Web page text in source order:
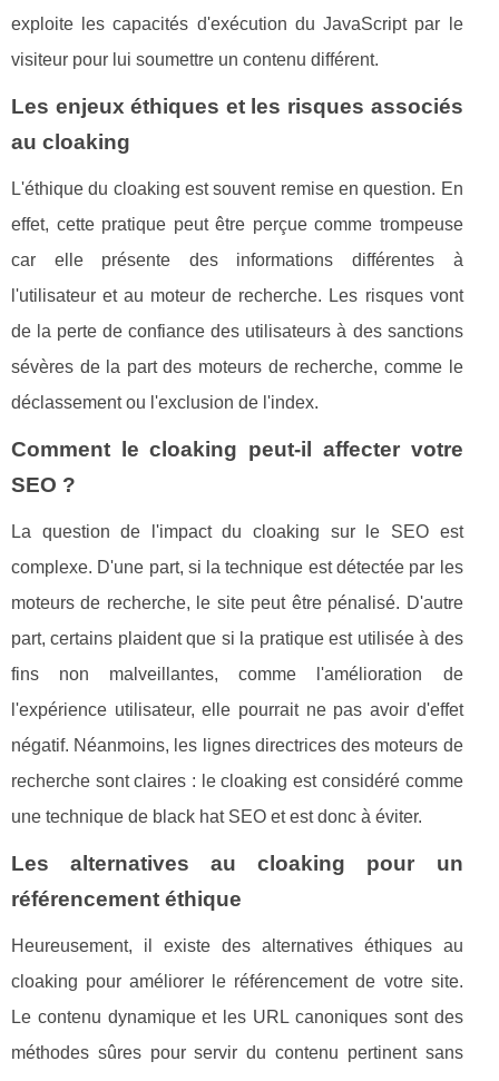
exploite les capacités d'exécution du JavaScript par le
visiteur pour lui soumettre un contenu différent.
Les enjeux éthiques et les risques associés
au cloaking
L'éthique du cloaking est souvent remise en question. En
effet, cette pratique peut être perçue comme trompeuse
car elle présente des informations différentes à
l'utilisateur et au moteur de recherche. Les risques vont
de la perte de confiance des utilisateurs à des sanctions
sévères de la part des moteurs de recherche, comme le
déclassement ou l'exclusion de l'index.
Comment le cloaking peut-il affecter votre
SEO ?
La question de l'impact du cloaking sur le SEO est
complexe. D'une part, si la technique est détectée par les
moteurs de recherche, le site peut être pénalisé. D'autre
part, certains plaident que si la pratique est utilisée à des
fins non malveillantes, comme l'amélioration de
l'expérience utilisateur, elle pourrait ne pas avoir d'effet
négatif. Néanmoins, les lignes directrices des moteurs de
recherche sont claires : le cloaking est considéré comme
une technique de black hat SEO et est donc à éviter.
Les alternatives au cloaking pour un
référencement éthique
Heureusement, il existe des alternatives éthiques au
cloaking pour améliorer le référencement de votre site.
Le contenu dynamique et les URL canoniques sont des
méthodes sûres pour servir du contenu pertinent sans